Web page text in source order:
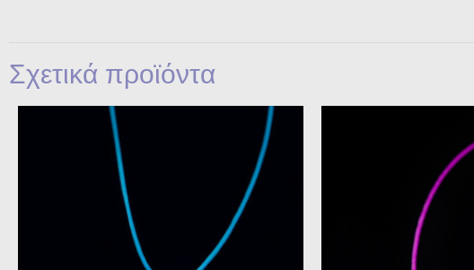
Σχετικά προϊόντα